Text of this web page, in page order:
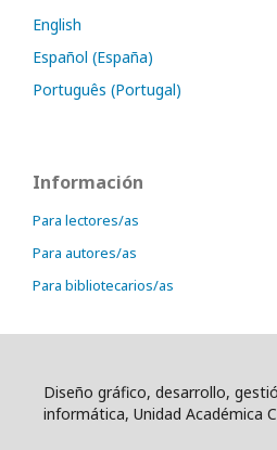
English
Español (España)
Português (Portugal)
Información
Para lectores/as
Para autores/as
Para bibliotecarios/as
Diseño gráfico, desarrollo,
informática, Unidad Académica